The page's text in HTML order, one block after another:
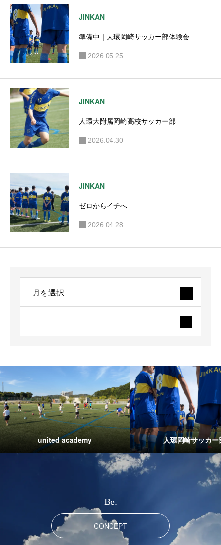
JINKAN
準備中｜人環岡崎サッカー部体験会
2026.05.25
JINKAN
人環大附属岡崎高校サッカー部
2026.04.30
JINKAN
ゼロからイチへ
2026.04.28
united academy 人環岡崎サッカー
Be.
CONCEPT